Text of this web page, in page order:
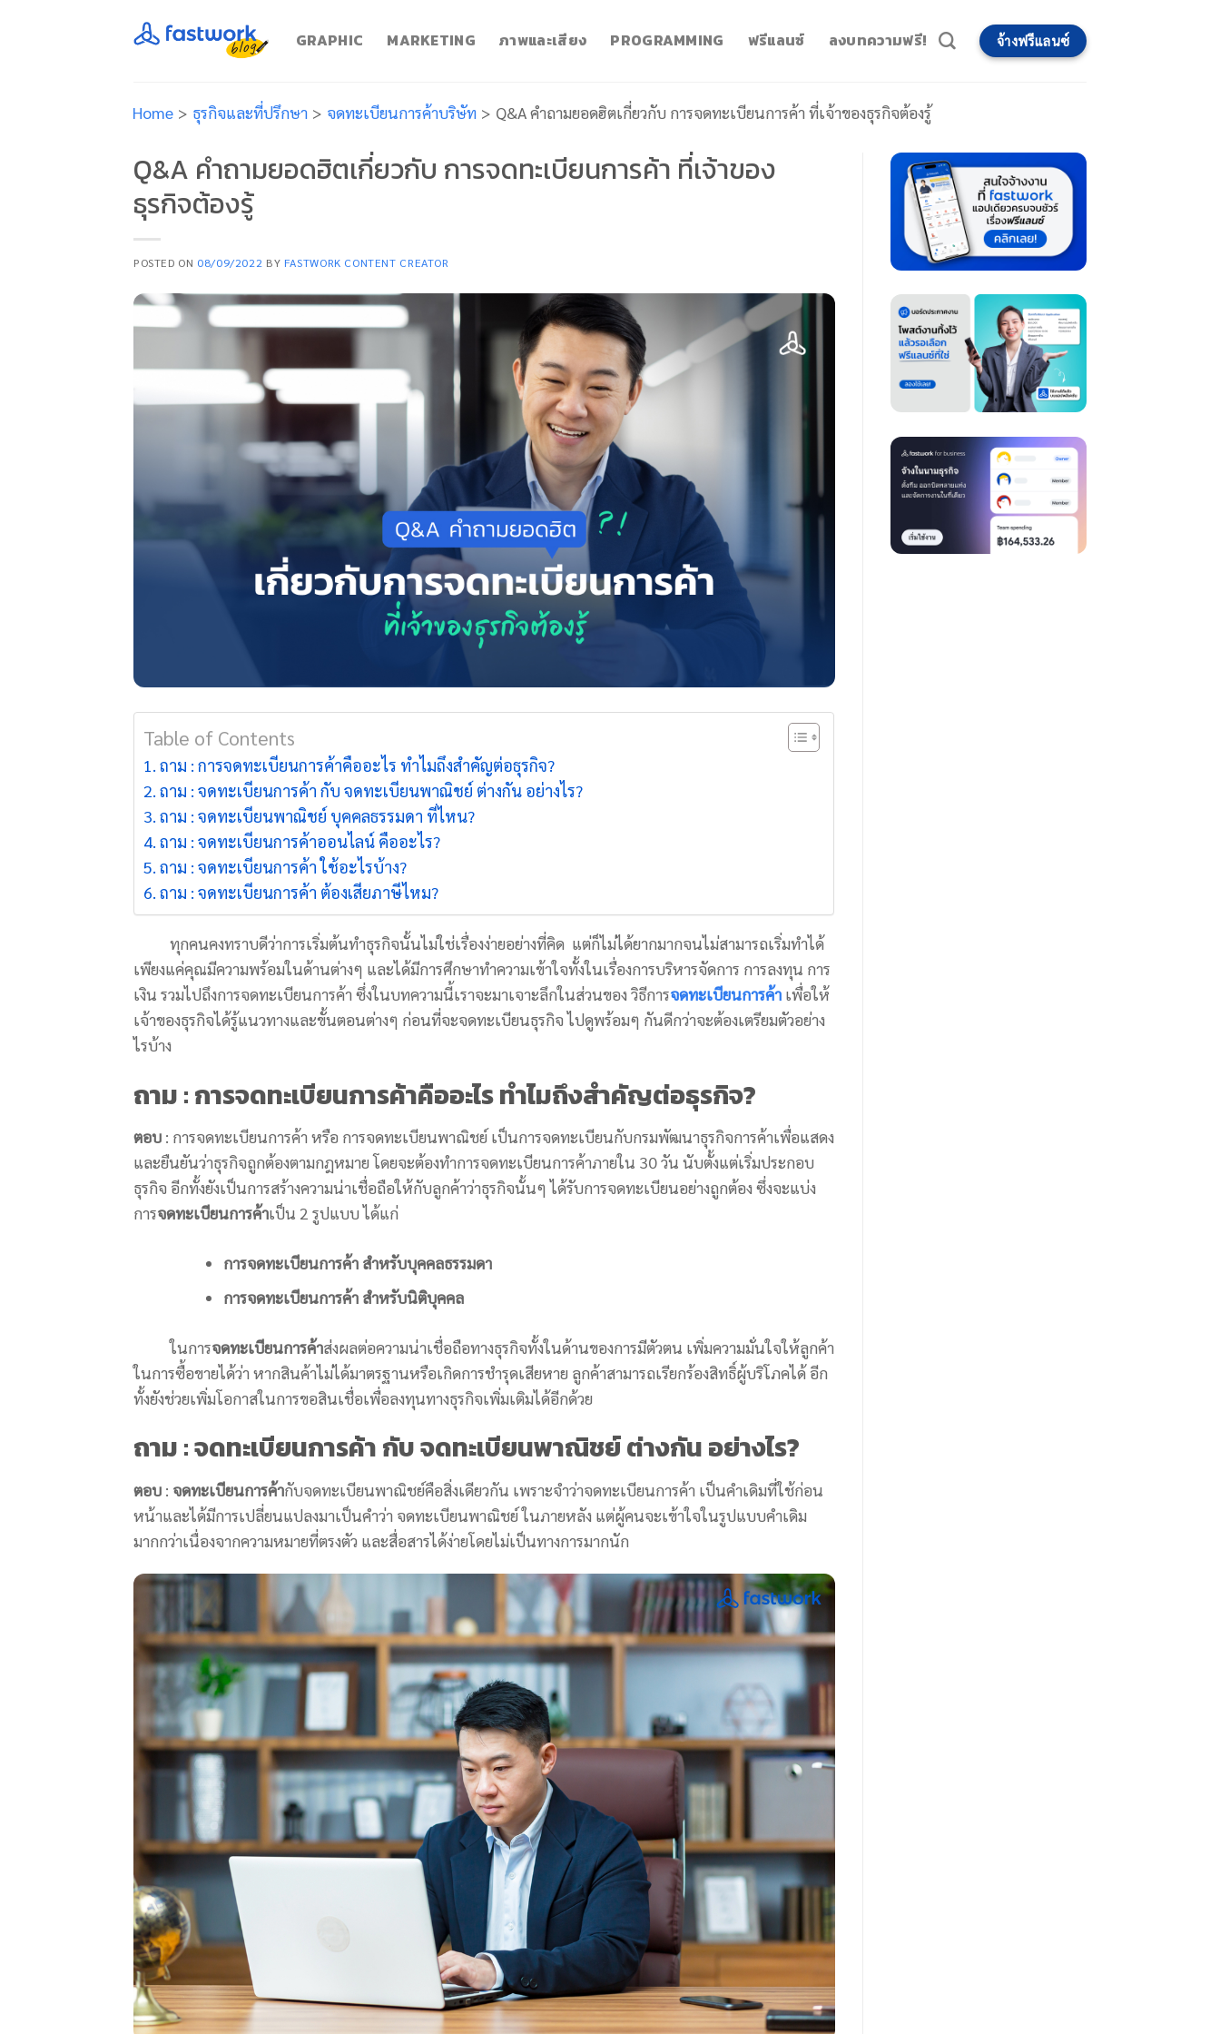
GRAPHIC MARKETING ภาพและเสียง PROGRAMMING ฟรีแลนซ์ ลงบทความฟรี! จ้างฟรีแลนซ์
Home > ธุรกิจและที่ปรึกษา > จดทะเบียนการค้าบริษัท > Q&A คำถามยอดฮิตเกี่ยวกับ การจดทะเบียนการค้า ที่เจ้าของธุรกิจต้องรู้
Q&A คำถามยอดฮิตเกี่ยวกับ การจดทะเบียนการค้า ที่เจ้าของ
ธุรกิจต้องรู้
POSTED ON 08/09/2022 BY FASTWORK CONTENT CREATOR
Table of Contents
ถาม : การจดทะเบียนการค้าคืออะไร ทำไมถึงสำคัญต่อธุรกิจ?
ถาม : จดทะเบียนการค้า กับ จดทะเบียนพาณิชย์ ต่างกัน อย่างไร?
ถาม : จดทะเบียนพาณิชย์ บุคคลธรรมดา ที่ไหน?
ถาม : จดทะเบียนการค้าออนไลน์ คืออะไร?
ถาม : จดทะเบียนการค้า ใช้อะไรบ้าง?
ถาม : จดทะเบียนการค้า ต้องเสียภาษีไหม?
ทุกคนคงทราบดีว่าการเริ่มต้นทำธุรกิจนั้นไม่ใช่เรื่องง่ายอย่างที่คิด แต่ก็ไม่ได้ยากมากจนไม่สามารถเริ่มทำได้
เพียงแค่คุณมีความพร้อมในด้านต่างๆ และได้มีการศึกษาทำความเข้าใจทั้งในเรื่องการบริหารจัดการ การลงทุน การ
เงิน รวมไปถึงการจดทะเบียนการค้า ซึ่งในบทความนี้เราจะมาเจาะลึกในส่วนของ วิธีการจดทะเบียนการค้า เพื่อให้
เจ้าของธุรกิจได้รู้แนวทางและขั้นตอนต่างๆ ก่อนที่จะจดทะเบียนธุรกิจ ไปดูพร้อมๆ กันดีกว่าจะต้องเตรียมตัวอย่าง
ไรบ้าง
ถาม : การจดทะเบียนการค้าคืออะไร ทำไมถึงสำคัญต่อธุรกิจ?
ตอบ : การจดทะเบียนการค้า หรือ การจดทะเบียนพาณิชย์ เป็นการจดทะเบียนกับกรมพัฒนาธุรกิจการค้าเพื่อแสดง
และยืนยันว่าธุรกิจถูกต้องตามกฎหมาย โดยจะต้องทำการจดทะเบียนการค้าภายใน 30 วัน นับตั้งแต่เริ่มประกอบ
ธุรกิจ อีกทั้งยังเป็นการสร้างความน่าเชื่อถือให้กับลูกค้าว่าธุรกิจนั้นๆ ได้รับการจดทะเบียนอย่างถูกต้อง ซึ่งจะแบ่ง
การจดทะเบียนการค้าเป็น 2 รูปแบบ ได้แก่
การจดทะเบียนการค้า สำหรับบุคคลธรรมดา
การจดทะเบียนการค้า สำหรับนิติบุคคล
ในการจดทะเบียนการค้าส่งผลต่อความน่าเชื่อถือทางธุรกิจทั้งในด้านของการมีตัวตน เพิ่มความมั่นใจให้ลูกค้า
ในการซื้อขายได้ว่า หากสินค้าไม่ได้มาตรฐานหรือเกิดการชำรุดเสียหาย ลูกค้าสามารถเรียกร้องสิทธิ์ผู้บริโภคได้ อีก
ทั้งยังช่วยเพิ่มโอกาสในการขอสินเชื่อเพื่อลงทุนทางธุรกิจเพิ่มเติมได้อีกด้วย
ถาม : จดทะเบียนการค้า กับ จดทะเบียนพาณิชย์ ต่างกัน อย่างไร?
ตอบ : จดทะเบียนการค้ากับจดทะเบียนพาณิชย์คือสิ่งเดียวกัน เพราะจำว่าจดทะเบียนการค้า เป็นคำเดิมที่ใช้ก่อน
หน้าและได้มีการเปลี่ยนแปลงมาเป็นคำว่า จดทะเบียนพาณิชย์ ในภายหลัง แต่ผู้คนจะเข้าใจในรูปแบบคำเดิม
มากกว่าเนื่องจากความหมายที่ตรงตัว และสื่อสารได้ง่ายโดยไม่เป็นทางการมากนัก